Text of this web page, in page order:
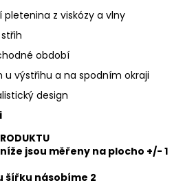
pletenina z viskózy a vlny
období
u výstřihu a na spodním okraji
design
jsou měřeny na plocho +/- 1
šířku násobíme 2